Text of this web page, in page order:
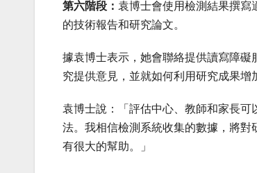
第六階段： 袁博士會使用檢測結果撰寫
的技術報告和研究論文。
據袁博士表示，她會聯絡提供讀寫障
究提供意見， 並就如何利用研究成果增
袁博士說：「評估中心、教師和家長可
法。我相信檢測系統收集的數據，將對
有很大的幫助。」